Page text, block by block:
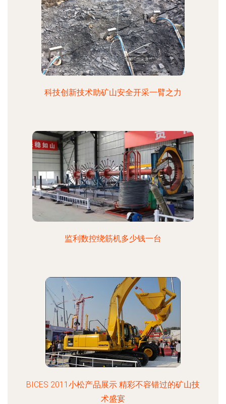
科技创新技术助矿山安全开采一臂之力
监利数控绕筋机多少钱一台
BICES 2011小松产品展示 精彩不容错过的矿山技
术盛宴